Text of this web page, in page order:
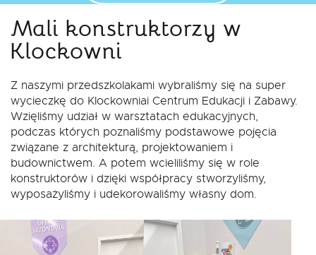
Mali konstruktorzy w
Klockowni
Z naszymi przedszkolakami wybraliśmy się na super
wycieczkę do Klockowniai Centrum Edukacji i Zabawy.
Wzięliśmy udział w warsztatach edukacyjnych,
podczas których poznaliśmy podstawowe pojęcia
związane z architekturą, projektowaniem i
budownictwem. A potem wcieliliśmy się w role
konstruktorów i dzięki współpracy stworzyliśmy,
wyposażyliśmy i udekorowaliśmy własny dom.